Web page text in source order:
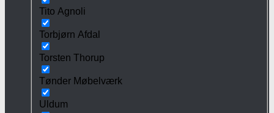
Tito Agnoli
Torbjørn Afdal
Torsten Thorup
Tønder Møbelværk
Uldum